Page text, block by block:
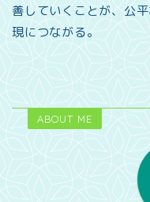
善していくことが、公
現につながる。
ABOUT ME